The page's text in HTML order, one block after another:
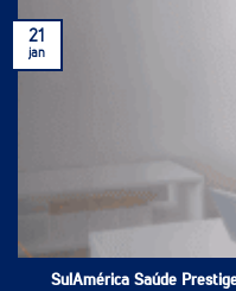
SulAmérica Saúde
21
jan